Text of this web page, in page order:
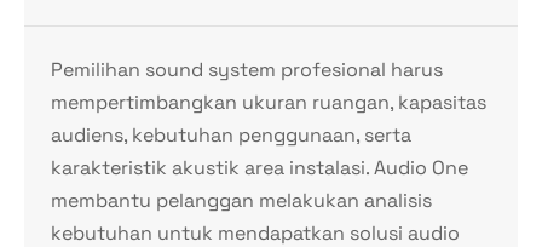
Pemilihan sound system profesional harus
mempertimbangkan ukuran ruangan, kapasitas
audiens, kebutuhan penggunaan, serta
karakteristik akustik area instalasi. Audio One
membantu pelanggan melakukan analisis
kebutuhan untuk mendapatkan solusi audio